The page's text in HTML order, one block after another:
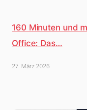
160 Minuten und
Office: Das…
27. März 2026